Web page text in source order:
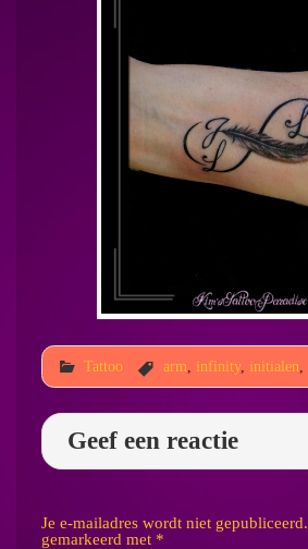
Tattoo arm infinity, initialen
Geef een reactie
Je e-mailadres wordt niet gepubliceerd.
gemarkeerd met *